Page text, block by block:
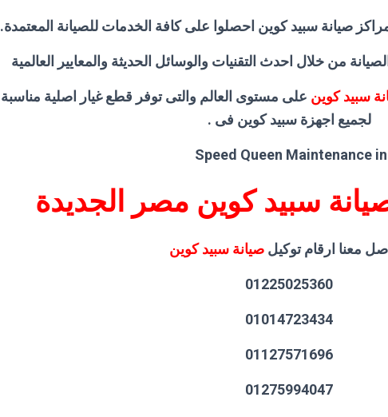
صيانة سبيد كوين احصلوا على كافة الخدمات للصيانة المعتمدة.
من خلال احدث التقنيات والوسائل الحديثة والمعايير العالمية
سبيد كوين على مستوى العالم والتى توفر قطع غيار اصلية مناسبة
لجميع اجهزة سبيد كوين فى .
Speed Queen Maintenance in
سبيد كوين مصر الجديدة
معنا ارقام توكيل صيانة سبيد كوين
01225025360
01014723434
01127571696
01275994047